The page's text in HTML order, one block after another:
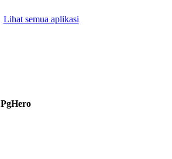
Lihat semua aplikasi
PgHero